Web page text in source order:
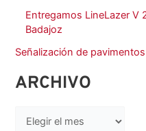
Entregamos LineLazer V
Badajoz
Señalización de
ARCHIVO